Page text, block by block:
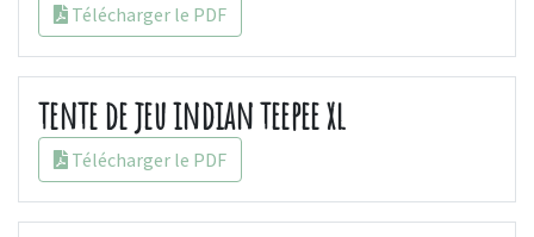
Télécharger le PDF
tente de jeu indian teepee xl
Télécharger le PDF